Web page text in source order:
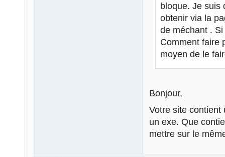
bloque. Je suis
obtenir via la
de méchant .
Comment faire
moyen de le
Bonjour,
Votre site contient
un exe. Que
mettre sur le